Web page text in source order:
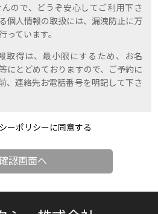
ので、どうぞ安心してご利用下さ
個人情報の取扱には、漏洩防止に万
っています。
取得は、最小限にするため、お名
にとどめておりますので、ご予約に
、連絡先お電話番号を明記して下さ
ーポリシーに同意する